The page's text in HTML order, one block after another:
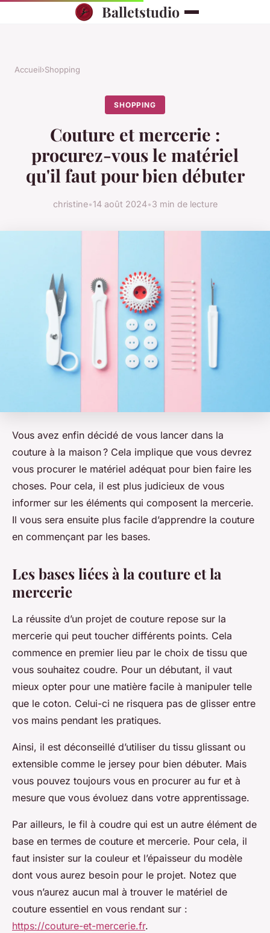
Balletstudio
Accueil›Shopping
SHOPPING
Couture et mercerie :
procurez-vous le matériel
qu'il faut pour bien débuter
christine•14 août 2024•3 min de lecture
Vous avez enfin décidé de vous lancer dans la
couture à la maison ? Cela implique que vous devrez
vous procurer le matériel adéquat pour bien faire les
choses. Pour cela, il est plus judicieux de vous
informer sur les éléments qui composent la mercerie.
Il vous sera ensuite plus facile d’apprendre la couture
en commençant par les bases.
Les bases liées à la couture et la
mercerie
La réussite d’un projet de couture repose sur la
mercerie qui peut toucher différents points. Cela
commence en premier lieu par le choix de tissu que
vous souhaitez coudre. Pour un débutant, il vaut
mieux opter pour une matière facile à manipuler telle
que le coton. Celui-ci ne risquera pas de glisser entre
vos mains pendant les pratiques.
Ainsi, il est déconseillé d’utiliser du tissu glissant ou
extensible comme le jersey pour bien débuter. Mais
vous pouvez toujours vous en procurer au fur et à
mesure que vous évoluez dans votre apprentissage.
Par ailleurs, le fil à coudre qui est un autre élément de
base en termes de couture et mercerie. Pour cela, il
faut insister sur la couleur et l’épaisseur du modèle
dont vous aurez besoin pour le projet. Notez que
vous n’aurez aucun mal à trouver le matériel de
couture essentiel en vous rendant sur :
https://couture-et-mercerie.fr.